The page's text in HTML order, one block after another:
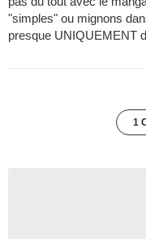
"simples" ou mignons
presque UNIQUEMENT
1